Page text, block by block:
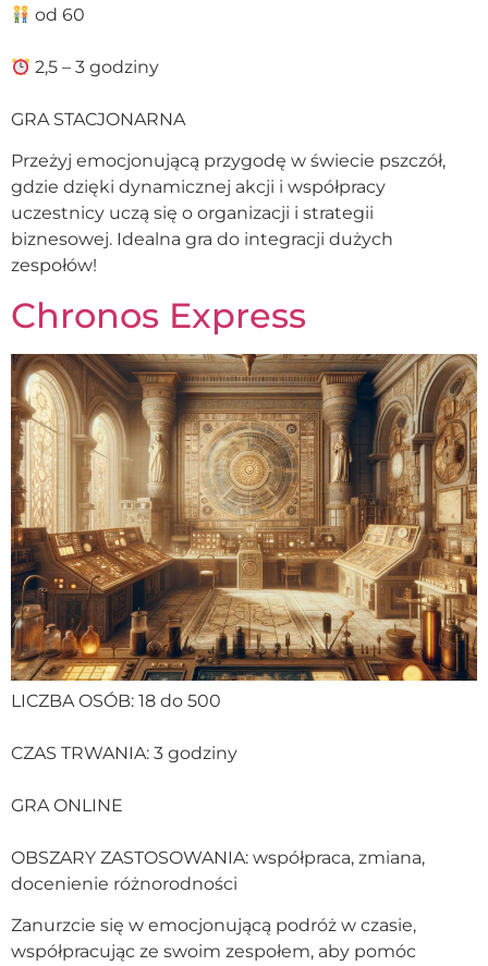
od 60
2,5 – 3 godziny
GRA STACJONARNA
Przeżyj emocjonującą przygodę w świecie pszczół,
gdzie dzięki dynamicznej akcji i współpracy
uczestnicy uczą się o organizacji i strategii
biznesowej. Idealna gra do integracji dużych
zespołów!
Chronos Express
LICZBA OSÓB: 18 do 500
CZAS TRWANIA: 3 godziny
GRA ONLINE
OBSZARY ZASTOSOWANIA: współpraca, zmiana,
docenienie różnorodności
Zanurzcie się w emocjonującą podróż w czasie,
współpracując ze swoim zespołem, aby pomóc